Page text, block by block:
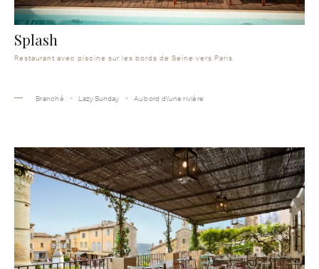
Splash
Restaurant avec piscine sur les bords de Seine vers Paris
Branché Lazy Sunday Au bord d\'une rivière